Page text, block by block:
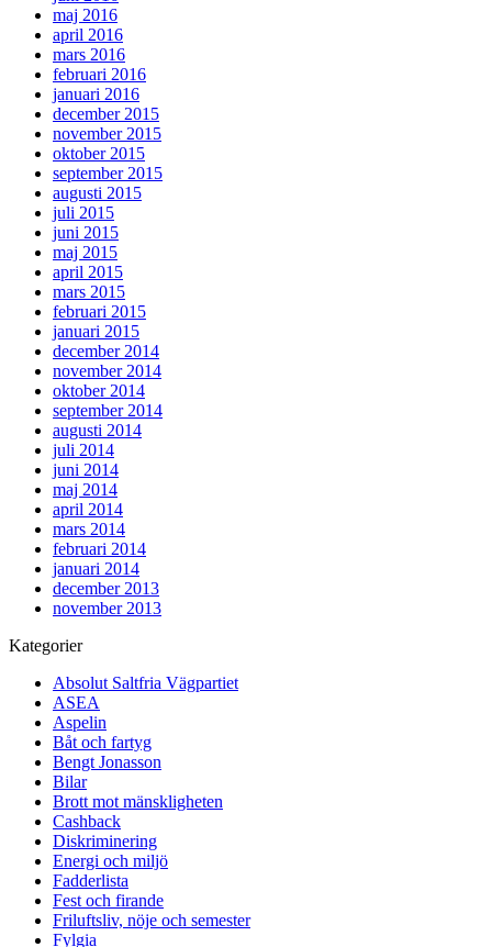
maj 2016
april 2016
mars 2016
februari 2016
januari 2016
december 2015
november 2015
oktober 2015
september 2015
augusti 2015
juli 2015
juni 2015
maj 2015
april 2015
mars 2015
februari 2015
januari 2015
december 2014
november 2014
oktober 2014
september 2014
augusti 2014
juli 2014
juni 2014
maj 2014
april 2014
mars 2014
februari 2014
januari 2014
december 2013
november 2013
Kategorier
Absolut Saltfria Vägpartiet
ASEA
Aspelin
Båt och fartyg
Bengt Jonasson
Bilar
Brott mot mänskligheten
Cashback
Diskriminering
Energi och miljö
Fadderlista
Fest och firande
Friluftsliv, nöje och semester
Fylgia